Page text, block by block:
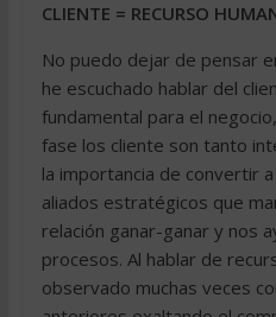
CLIENTE = RECURSO
No puedo dejar de pensar
he escuchado hablar del
fundamental para el
fase los cliente son tanto
la importancia de convertir
aliados estratégicos que
relación ganar-ganar y nos
procesos. Al hablar de
observado muchas veces